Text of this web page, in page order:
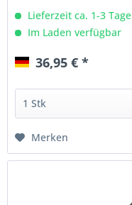
Lieferzeit ca. 1-3 Tage
Im Laden verfügbar
36,95 € *
Merken